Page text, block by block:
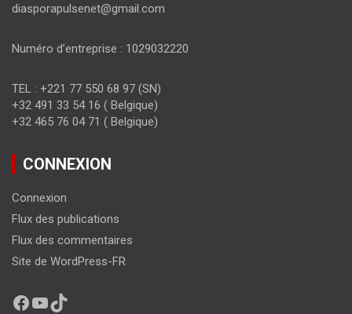
diasporapulsenet@gmail.com
Numéro d’entreprise : 1029032220
TEL : +221 77 550 68 97 (SN)
+32 491 33 54 16 ( Belgique)
+32 465 76 04 71 ( Belgique)
CONNEXION
Connexion
Flux des publications
Flux des commentaires
Site de WordPress-FR